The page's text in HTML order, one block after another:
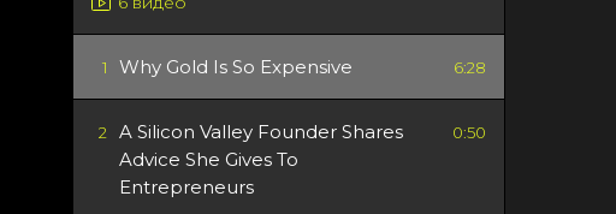
1 Why Gold Is So Expensive 6:28
2
A Silicon Valley Founder Shares
Advice She Gives To
Entrepreneurs
0:50